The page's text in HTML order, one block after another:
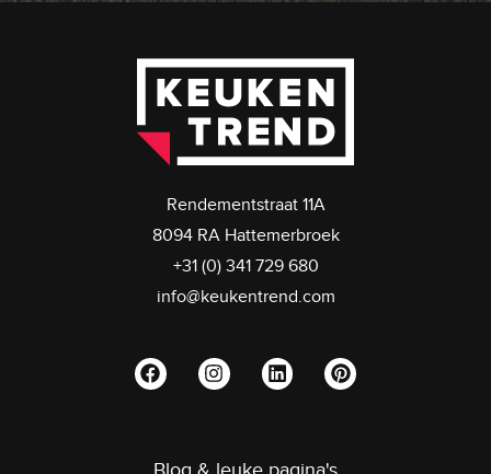
Rendementstraat 11A
8094 RA Hattemerbroek
+31 (0) 341 729 680
info@keukentrend.com